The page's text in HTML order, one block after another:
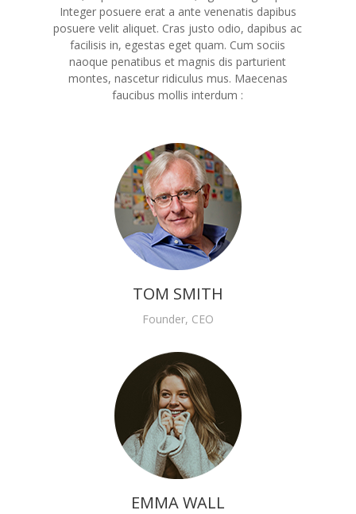
Integer posuere erat a ante venenatis dapibus
posuere velit aliquet. Cras justo odio, dapibus ac
facilisis in, egestas eget quam. Cum sociis
naoque penatibus et magnis dis parturient
montes, nascetur ridiculus mus. Maecenas
faucibus mollis interdum :
TOM SMITH
Founder, CEO
EMMA WALL